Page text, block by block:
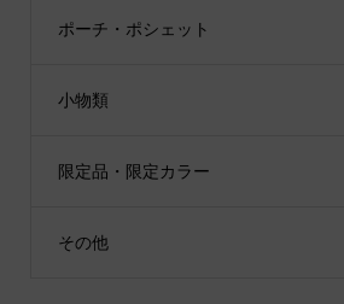
ポーチ・ポシェット
小物類
限定品・限定カラー
その他